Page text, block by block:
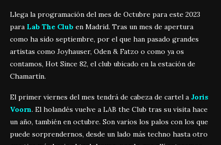
Llega la programación del mes de Octubre para este 2023
para Lab The Club en Madrid. Tras un mes de apertura
como ha sido septiembre, por el que han pasado grandes
artistas como Joyhauser, Oden & Fatzo o como ya os
contamos, Hot Since 82, el club ubicado en la estación de
Chamartín.
El primer viernes del mes tendrá de cabeza de cartel a Joris
Voorn. El holandés vuelve a LAB the Club tras su visita hace
un año, también en octubre. Son varios los palos con los que
puede sorprendernos, desde un lado más techno hasta otro